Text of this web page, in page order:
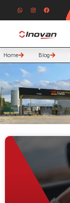
Home Blog